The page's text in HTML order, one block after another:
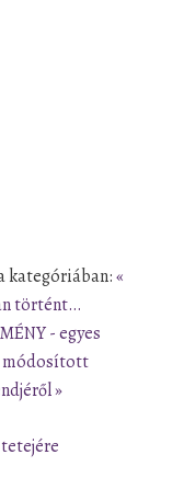
kategóriában:«
történt…
- egyes
módosított
»